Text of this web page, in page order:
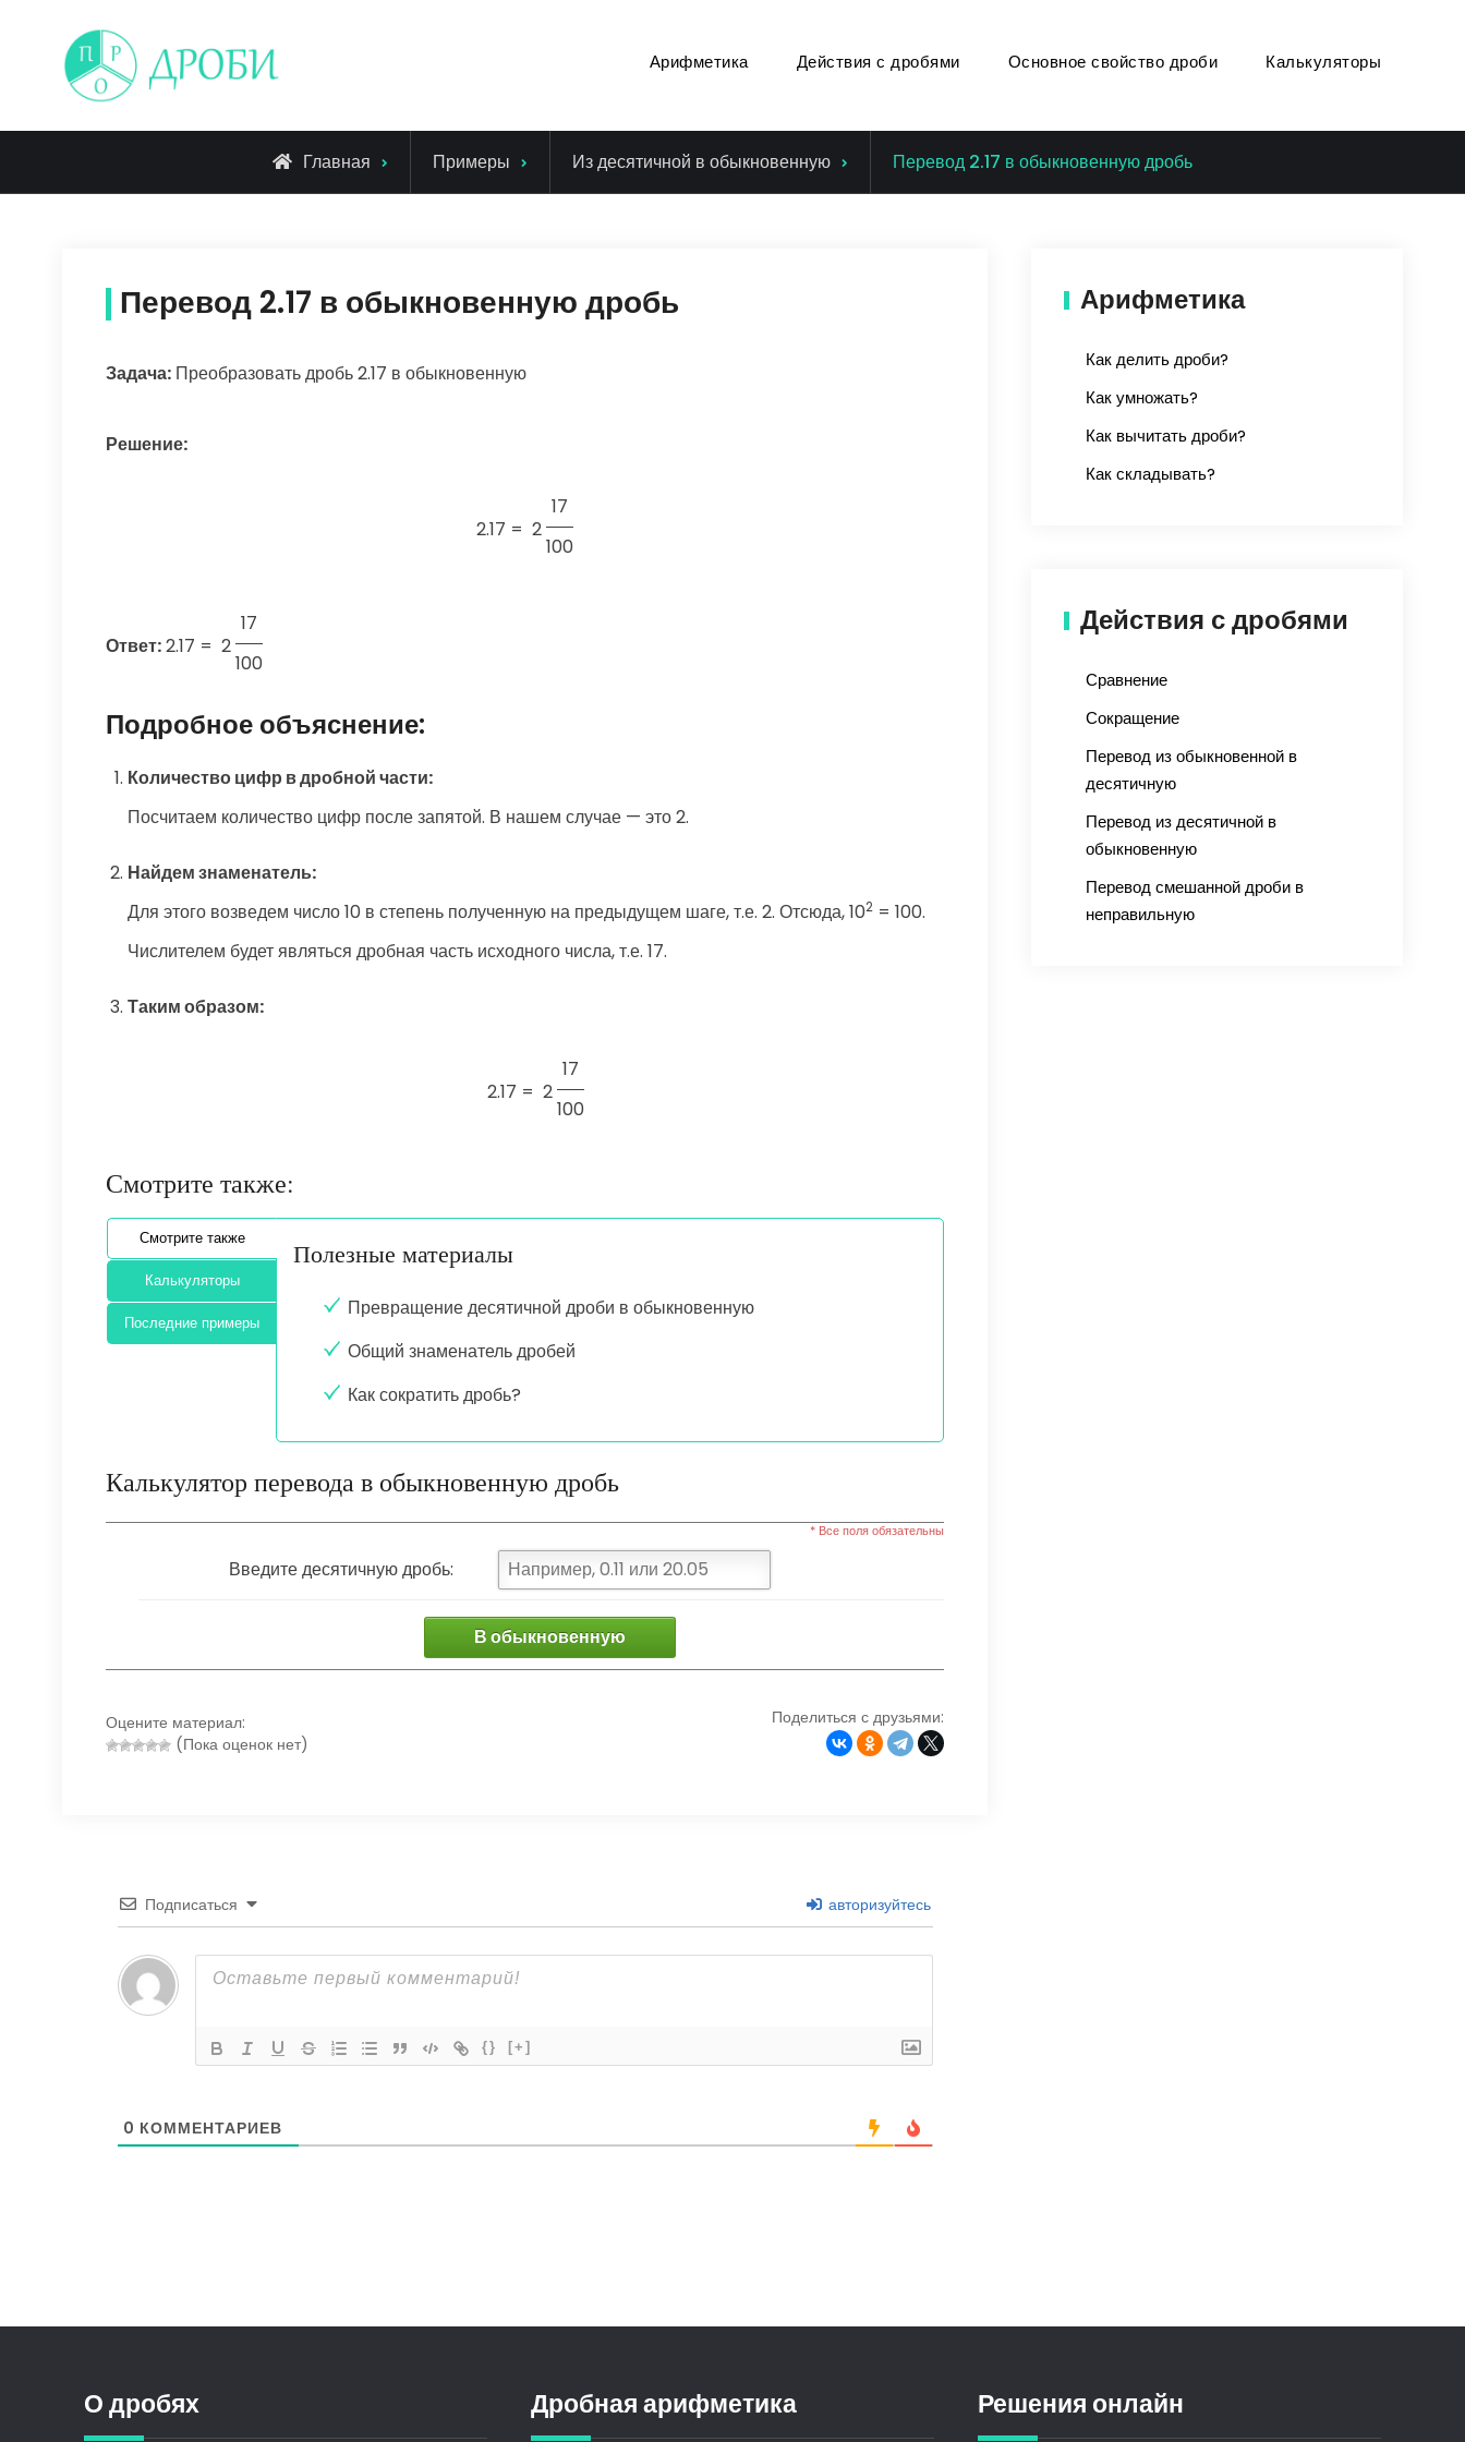
content
Арифметика Действия с дробями Основное свойство дроби Калькуляторы
Главная Примеры Из десятичной в обыкновенную Перевод 2.17 в обыкновенную дробь
Перевод 2.17 в обыкновенную дробь
Задача: Преобразовать дробь 2.17 в обыкновенную
Решение:
2.17 = 2
17
100
Ответ:2.17 = 2
17
100
Подробное объяснение:
Количество цифр в дробной части:
Посчитаем количество цифр после запятой. В нашем случае — это 2.
Найдем знаменатель:
Для этого возведем число 10 в степень полученную на предыдущем шаге, т.е. 2. Отсюда, 102 = 100.
Числителем будет являться дробная часть исходного числа, т.е. 17.
Таким образом:
2.17 = 2
17
100
Смотрите также:
Смотрите также
Калькуляторы
Последние примеры
Полезные материалы
Превращение десятичной дроби в обыкновенную
Общий знаменатель дробей
Как сократить дробь?
Калькулятор перевода в обыкновенную дробь
* Все поля обязательны
Введите десятичную дробь:
В обыкновенную
Оцените материал:
(Пока оценок нет)
Поделиться с друзьями:
Подписаться авторизуйтесь
{} [+]
0 КОММЕНТАРИЕВ
Арифметика
Как делить дроби?
Как умножать?
Как вычитать дроби?
Как складывать?
Действия с дробями
Сравнение
Сокращение
Перевод из обыкновенной в
десятичную
Перевод из десятичной в
обыкновенную
Перевод смешанной дроби в
неправильную
О дробях Дробная арифметика Решения онлайн